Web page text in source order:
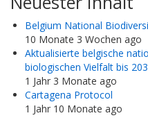
Belgium National
10 Monate 3 Wochen ago
Aktualisierte belgische
biologischen Vielfalt bis
1 Jahr 3 Monate ago
Cartagena Protocol
1 Jahr 10 Monate ago